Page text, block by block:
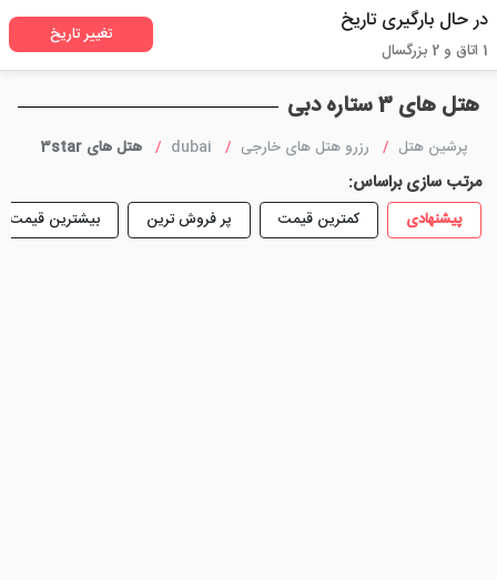
هتل های 3 ستاره دبی
پرشین هتل رزرو هتل های خارجی dubai هتل های 3star
مرتب سازی براساس:
پیشنهادی کمترین قیمت پر فروش ترین بیشترین قیمت
در حال بارگیری تاریخ
1 اتاق و 2 بزرگسال
تغییر تاریخ